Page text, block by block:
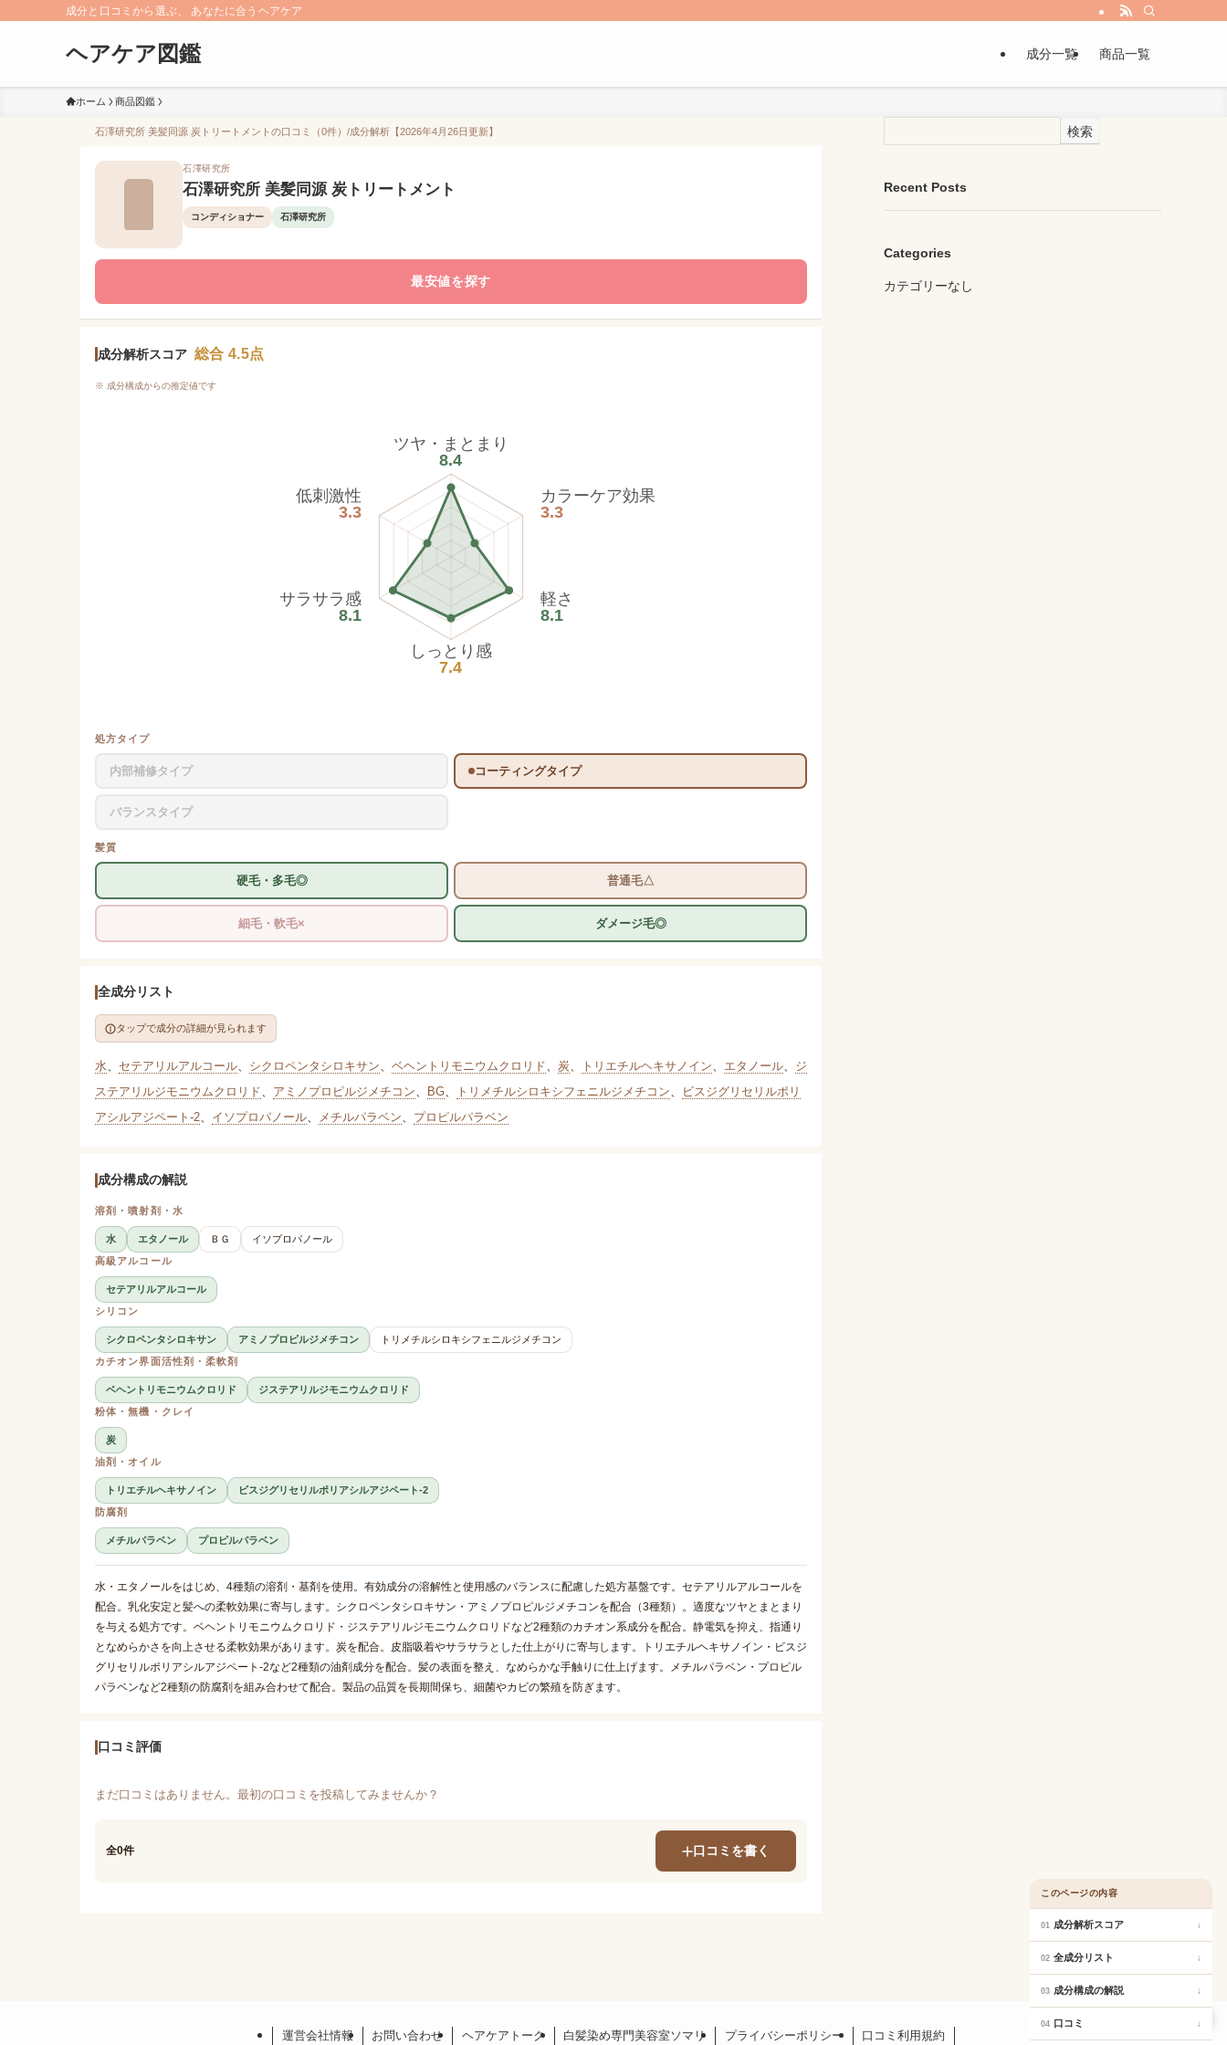
成分と口コミから選ぶ、 あなたに合うヘアケア
ヘアケア図鑑 成分一覧 商品一覧
ホーム 商品図鑑
石澤研究所 美髪同源 炭トリートメントの口コミ（0件）/成分解析【2026年4月26日更新】
石澤研究所
石澤研究所 美髪同源 炭トリートメント
コンディショナー 石澤研究所
最安値を探す
成分解析スコア 総合 4.5点
※ 成分構成からの推定値です
ツヤ・まとまり
8.4
カラーケア効果
3.3
軽さ
8.1
しっとり感
7.4
サラサラ感
8.1
低刺激性
3.3
処方タイプ
内部補修タイプ コーティングタイプ
バランスタイプ
髪質
硬毛・多毛◎ 普通毛△
細毛・軟毛× ダメージ毛◎
全成分リスト
タップで成分の詳細が見られます
水、 セテアリルアルコール、 シクロペンタシロキサン、 ベヘントリモニウムクロリド、 炭、 トリエチルヘキサノイン、 エタノール、 ジ
ステアリルジモニウムクロリド、 アミノプロピルジメチコン、 BG、 トリメチルシロキシフェニルジメチコン、
ビスジグリセリルポリ
アシルアジペート-2、 イソプロパノール、 メチルパラベン、 プロピルパラベン
成分構成の解説
溶剤・噴射剤・水
水 エタノール ＢＧ
イソプロパノール
高級アルコール
セテアリルアルコール
シリコン
シクロペンタシロキサン アミノプロピルジメチコン
トリメチルシロキシフェニルジメチコン
カチオン界面活性剤・柔軟剤
ベヘントリモニウムクロリド
ジステアリルジモニウムクロリド
粉体・無機・クレイ
炭
油剤・オイル
トリエチルヘキサノイン
ビスジグリセリルポリアシルアジペート-2
防腐剤
メチルパラベン プロピルパラベン
水・エタノールをはじめ、4種類の溶剤・基剤を使用。有効成分の溶解性と使用感のバランスに配慮した処方基盤です。セテアリルアルコールを
配合。乳化安定と髪への柔軟効果に寄与します。シクロペンタシロキサン・アミノプロピルジメチコンを配合（3種類）。適度なツヤとまとまり
を与える処方です。ベヘントリモニウムクロリド・ジステアリルジモニウムクロリドなど2種類のカチオン系成分を配合。静電気を抑え、指通り
となめらかさを向上させる柔軟効果があります。炭を配合。皮脂吸着やサラサラとした仕上がりに寄与します。トリエチルヘキサノイン・ビスジ
グリセリルポリアシルアジペート-2など2種類の油剤成分を配合。髪の表面を整え、なめらかな手触りに仕上げます。メチルパラベン・プロピル
パラベンなど2種類の防腐剤を組み合わせて配合。製品の品質を長期間保ち、細菌やカビの繁殖を防ぎます。
口コミ評価
まだ口コミはありません。最初の口コミを投稿してみませんか？
全0件 口コミを書く
検索
Recent Posts
Categories
カテゴリーなし
運営会社情報 お問い合わせ ヘアケアトーク 白髪染め専門美容室ソマリ プライバシーポリシー 口コミ利用規約
このページの内容
01 成分解析スコア ↓
02 全成分リスト ↓
03 成分構成の解説 ↓
04 口コミ ↓